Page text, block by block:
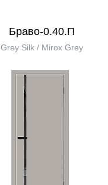
Браво-0.40.П
Grey Silk / Mirox Grey